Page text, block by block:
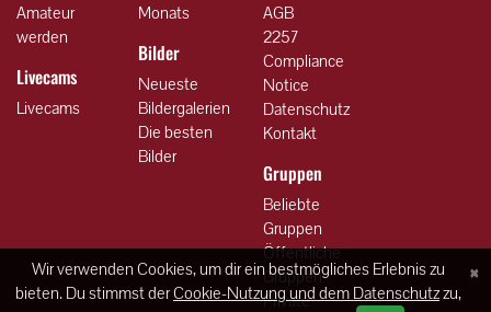
Amateur
werden
Livecams
Livecams
Monats
Bilder
Neueste
Bildergalerien
Die besten
Bilder
AGB
2257
Compliance
Notice
Datenschutz
Kontakt
Gruppen
Beliebte
Gruppen
Öffentliche
Gruppen
Private
×
Wir verwenden Cookies, um dir ein bestmögliches Erlebnis zu
bieten. Du stimmst derCookie-Nutzung und dem Datenschutzzu,